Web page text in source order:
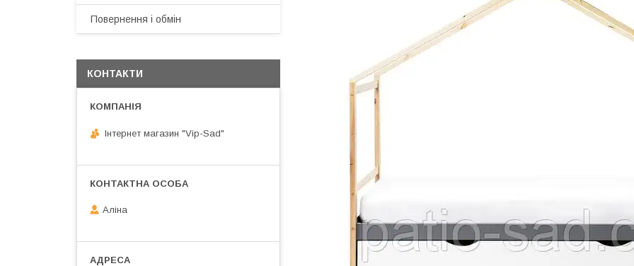
Повернення і обмін
КОНТАКТИ
Інтернет магазин "Vip-Sad"
Аліна